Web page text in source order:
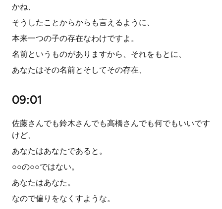
かね、
そうしたことからからも言えるように、
本来一つの子の存在なわけですよ。
名前というものがありますから、それをもとに、
あなたはその名前とそしてその存在、
09:01
佐藤さんでも鈴木さんでも高橋さんでも何でもいいです
けど、
あなたはあなたであると。
○○の○○ではない。
あなたはあなた。
なので偏りをなくすような。